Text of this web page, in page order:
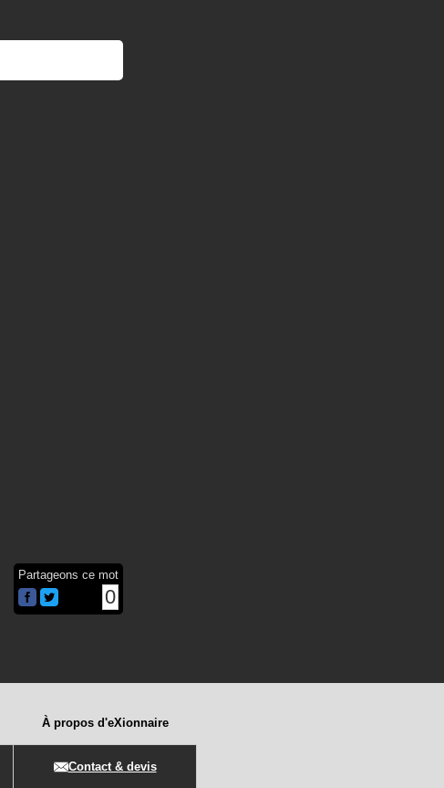
Partageons ce mot
0
À propos d'eXionnaire
Contact & devis